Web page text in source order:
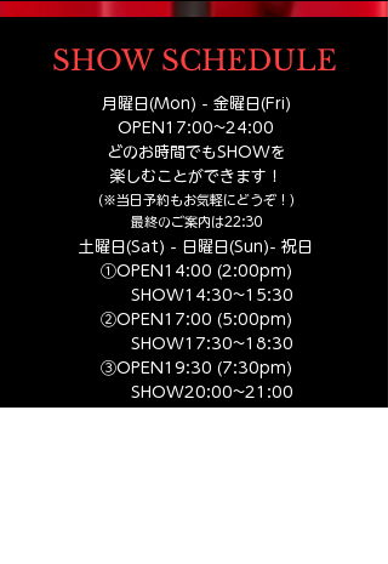
で出会う小さなテーマパ
ーク
SHOW SCHEDULE
月曜日(Mon) - 金曜日(Fri)
OPEN17:00~24:00
どのお時間でもSHOWを
楽しむことができます！
（※当日予約もお気軽にどうぞ！）
​最終のご案内は22:30
土曜日(Sat) - 日曜日(Sun)- 祝日
①OPEN14:00 (2:00pm​)
SHOW14:30~15:30
②OPEN17:00 (5:00pm​)
SHOW17:30~18:30
③OPEN19:30 (7:30pm​)
SHOW20:00~21:00